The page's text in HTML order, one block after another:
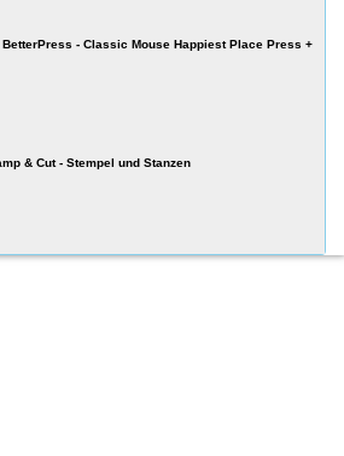
- Classic Mouse Happiest Place Press +
& Cut - Stempel und Stanzen